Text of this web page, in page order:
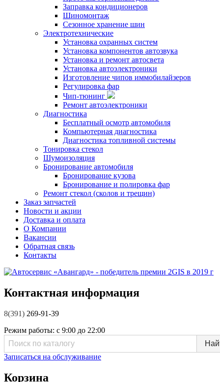
Заправка кондиционеров
Шиномонтаж
Сезонное хранение шин
Электротехнические
Установка охранных систем
Установка компонентов автозвука
Установка и ремонт автосвета
Установка автоэлектроники
Изготовление чипов иммобилайзеров
Регулировка фар
Чип-тюнинг
Ремонт автоэлектроники
Диагностика
Бесплатный осмотр автомобиля
Компьютерная диагностика
Диагностика топливной системы
Тонировка стекол
Шумоизоляция
Бронирование автомобиля
Бронирование кузова
Бронирование и полировка фар
Ремонт стекол (сколов и трещин)
Заказ запчастей
Новости и акции
Доставка и оплата
О Компании
Вакансии
Обратная связь
Контакты
Контактная информация
8(391) 269-91-39
Режим работы: с 9:00 до 22:00
Записаться на обслуживание
Корзина